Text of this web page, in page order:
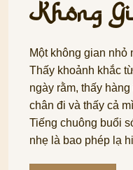
Không
Một không gian
Thấy khoảnh khắc
ngày rằm, thấy
chân đi và thấy cả
Tiếng chuông buổi
nhẹ là bao phép lạ